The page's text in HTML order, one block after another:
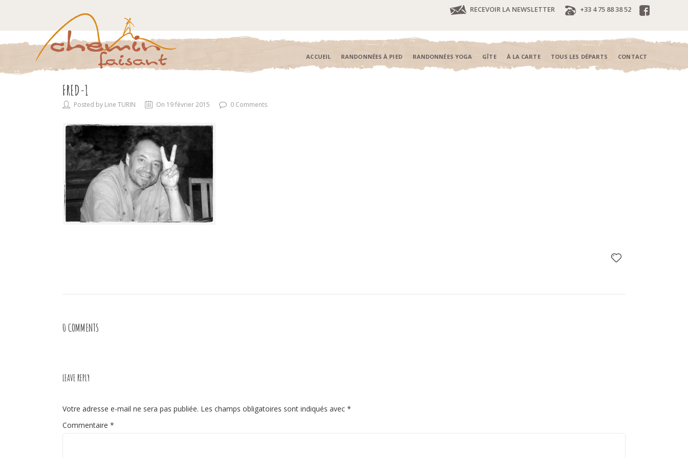
RECEVOIR LA NEWSLETTER +33 4 75 88 38 52
ACCUEIL RANDONNÉES À PIED RANDONNÉES YOGA GÎTE À LA CARTE TOUS LES DÉPARTS CONTACT
FRED-1
Posted by Line TURIN On 19 février 2015 0 Comments
0 COMMENTS
LEAVE REPLY
Votre adresse e-mail ne sera pas publiée. Les champs obligatoires sont indiqués avec *
Commentaire *